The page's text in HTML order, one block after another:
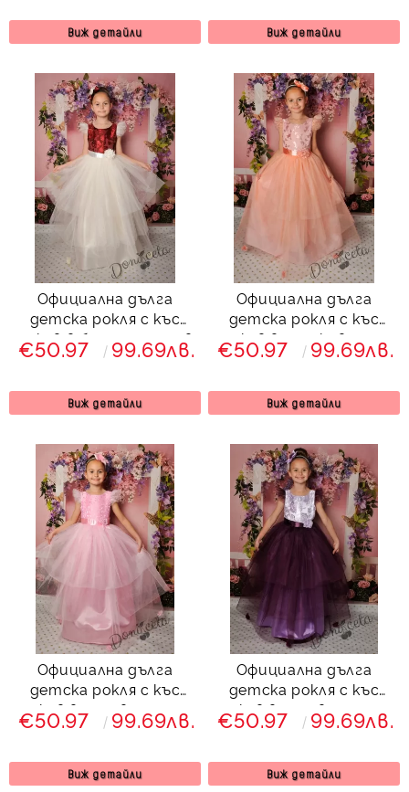
Виж детайли Виж детайли
Официална дълга
детска рокля с къс
ръкав в бордо с тюл в
бяло 288ВЖЕД
€50.97 99.69лв.
Виж детайли
Официална дълга
детска рокля с къс
ръкав в прасковено с
тюл 288ПЖД
€50.97 99.69лв.
Виж детайли
Официална дълга
детска рокля с къс
ръкав в розово с тюл
288РЖД
€50.97 99.69лв.
Виж детайли
Официална дълга
детска рокля с къс
ръкав в лилаво с тюл
288СЛЖД
€50.97 99.69лв.
Виж детайли